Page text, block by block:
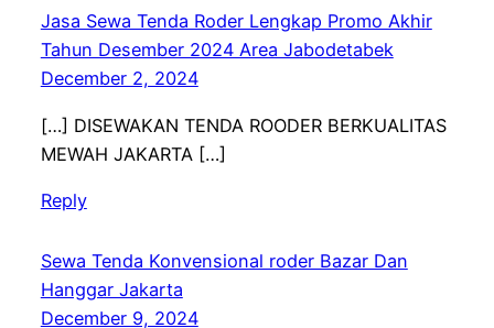
Jasa Sewa Tenda Roder Lengkap Promo Akhir
Tahun Desember 2024 Area Jabodetabek
December 2, 2024
[…] DISEWAKAN TENDA ROODER BERKUALITAS
MEWAH JAKARTA […]
Reply
Sewa Tenda Konvensional roder Bazar Dan
Hanggar Jakarta
December 9, 2024